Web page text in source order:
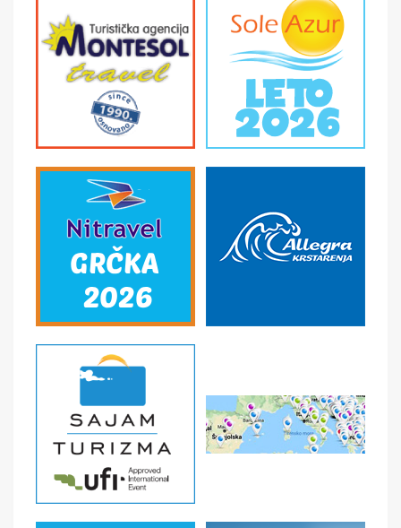
5, 10 i 15 dana
NAPOMENE O CENI
First minute popusti
U CENU JE UKLJUČENO
Destinacija-Beograd · Avio takse trenutno-podložne
promenama. Više informacija na upit. - Sve takse se
plaćaju u agenciji uz aranžman, najkasnije 15 dana pred
put (plaćaju se u dinarskoj protivvrednosti po zvaničnom
srednjem kursu NBS, podložne su promenama i ne mogu
se platiti u ratama). - Takse važe za odrasle i decu stariju
od 2 godine. - Transfer aerodrom-hotel i hotel-
aerodrom. - 4-21 noćenja na bazi izabrane usluge u
hotelu, prema uplaćenom aranžmanu - Usluge
predstavnika na destinaciji.
U CENU NIJE UKLJUČENO
- Putno zdravstveno osiguranje - Troškovi pregleda i
lečenja u inostranstvu su izuzetno visoki. - Fakultativne
izlete - Individualne troškove - Deca do 2 godine nemaju
mesto u avionu, ni sopstveni ležaj u hotelu - Ostale
nepomenute usluge.